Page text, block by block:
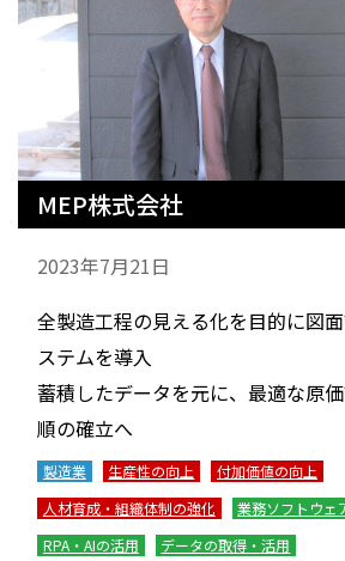
MEP株式会社
2023年7月21日
全製造工程の見える化を目的に図
ステムを導入
蓄積したデータを元に、最適な原
順の確立へ
製造業 生産性の向上
付加価値の向上
人材育成・組織体制の強化
業務ソフトウェ
RPA・AIの活用
データの取得・活用